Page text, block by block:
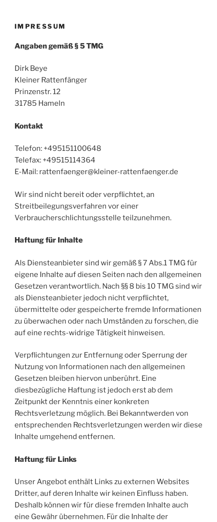
IMPRESSUM
Angaben gemäß § 5 TMG
Dirk Beye
Kleiner Rattenfänger
Prinzenstr. 12
31785 Hameln
Kontakt
Telefon: +495151100648
Telefax: +49515114364
E-Mail: rattenfaenger@kleiner-rattenfaenger.de
Wir sind nicht bereit oder verpflichtet, an
Streitbeilegungsverfahren vor einer
Verbraucherschlichtungsstelle teilzunehmen.
Haftung für Inhalte
Als Diensteanbieter sind wir gemäß § 7 Abs.1 TMG für
eigene Inhalte auf diesen Seiten nach den allgemeinen
Gesetzen verantwortlich. Nach §§ 8 bis 10 TMG sind wir
als Diensteanbieter jedoch nicht verpflichtet,
übermittelte oder gespeicherte fremde Informationen
zu überwachen oder nach Umständen zu forschen, die
auf eine rechts-widrige Tätigkeit hinweisen.
Verpflichtungen zur Entfernung oder Sperrung der
Nutzung von Informationen nach den allgemeinen
Gesetzen bleiben hiervon unberührt. Eine
diesbezügliche Haftung ist jedoch erst ab dem
Zeitpunkt der Kenntnis einer konkreten
Rechtsverletzung möglich. Bei Bekanntwerden von
entsprechenden Rechtsverletzungen werden wir diese
Inhalte umgehend entfernen.
Haftung für Links
Unser Angebot enthält Links zu externen Websites
Dritter, auf deren Inhalte wir keinen Einfluss haben.
Deshalb können wir für diese fremden Inhalte auch
eine Gewähr übernehmen. Für die Inhalte der